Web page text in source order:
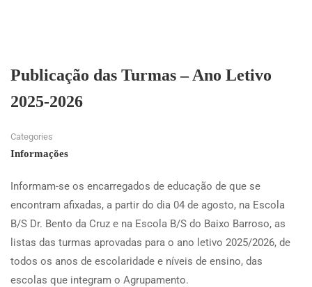
Publicação das Turmas – Ano Letivo
2025-2026
Categories
Informações
Informam-se os encarregados de educação de que se
encontram afixadas, a partir do dia 04 de agosto, na Escola
B/S Dr. Bento da Cruz e na Escola B/S do Baixo Barroso, as
listas das turmas aprovadas para o ano letivo 2025/2026, de
todos os anos de escolaridade e níveis de ensino, das
escolas que integram o Agrupamento.